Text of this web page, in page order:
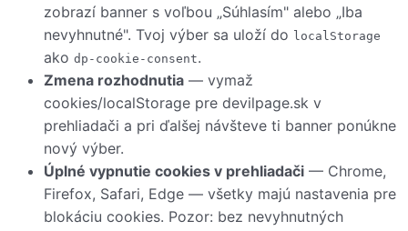
zobrazí banner s voľbou „Súhlasím" alebo „Iba
nevyhnutné". Tvoj výber sa uloží do
localStorage
ako dp-cookie-consent.
Zmena rozhodnutia — vymaž
cookies/localStorage pre devilpage.sk v
prehliadači a pri ďalšej návšteve ti banner ponúkne
nový výber.
Úplné vypnutie cookies v prehliadači — Chrome,
Firefox, Safari, Edge — všetky majú nastavenia pre
blokáciu cookies. Pozor: bez nevyhnutných